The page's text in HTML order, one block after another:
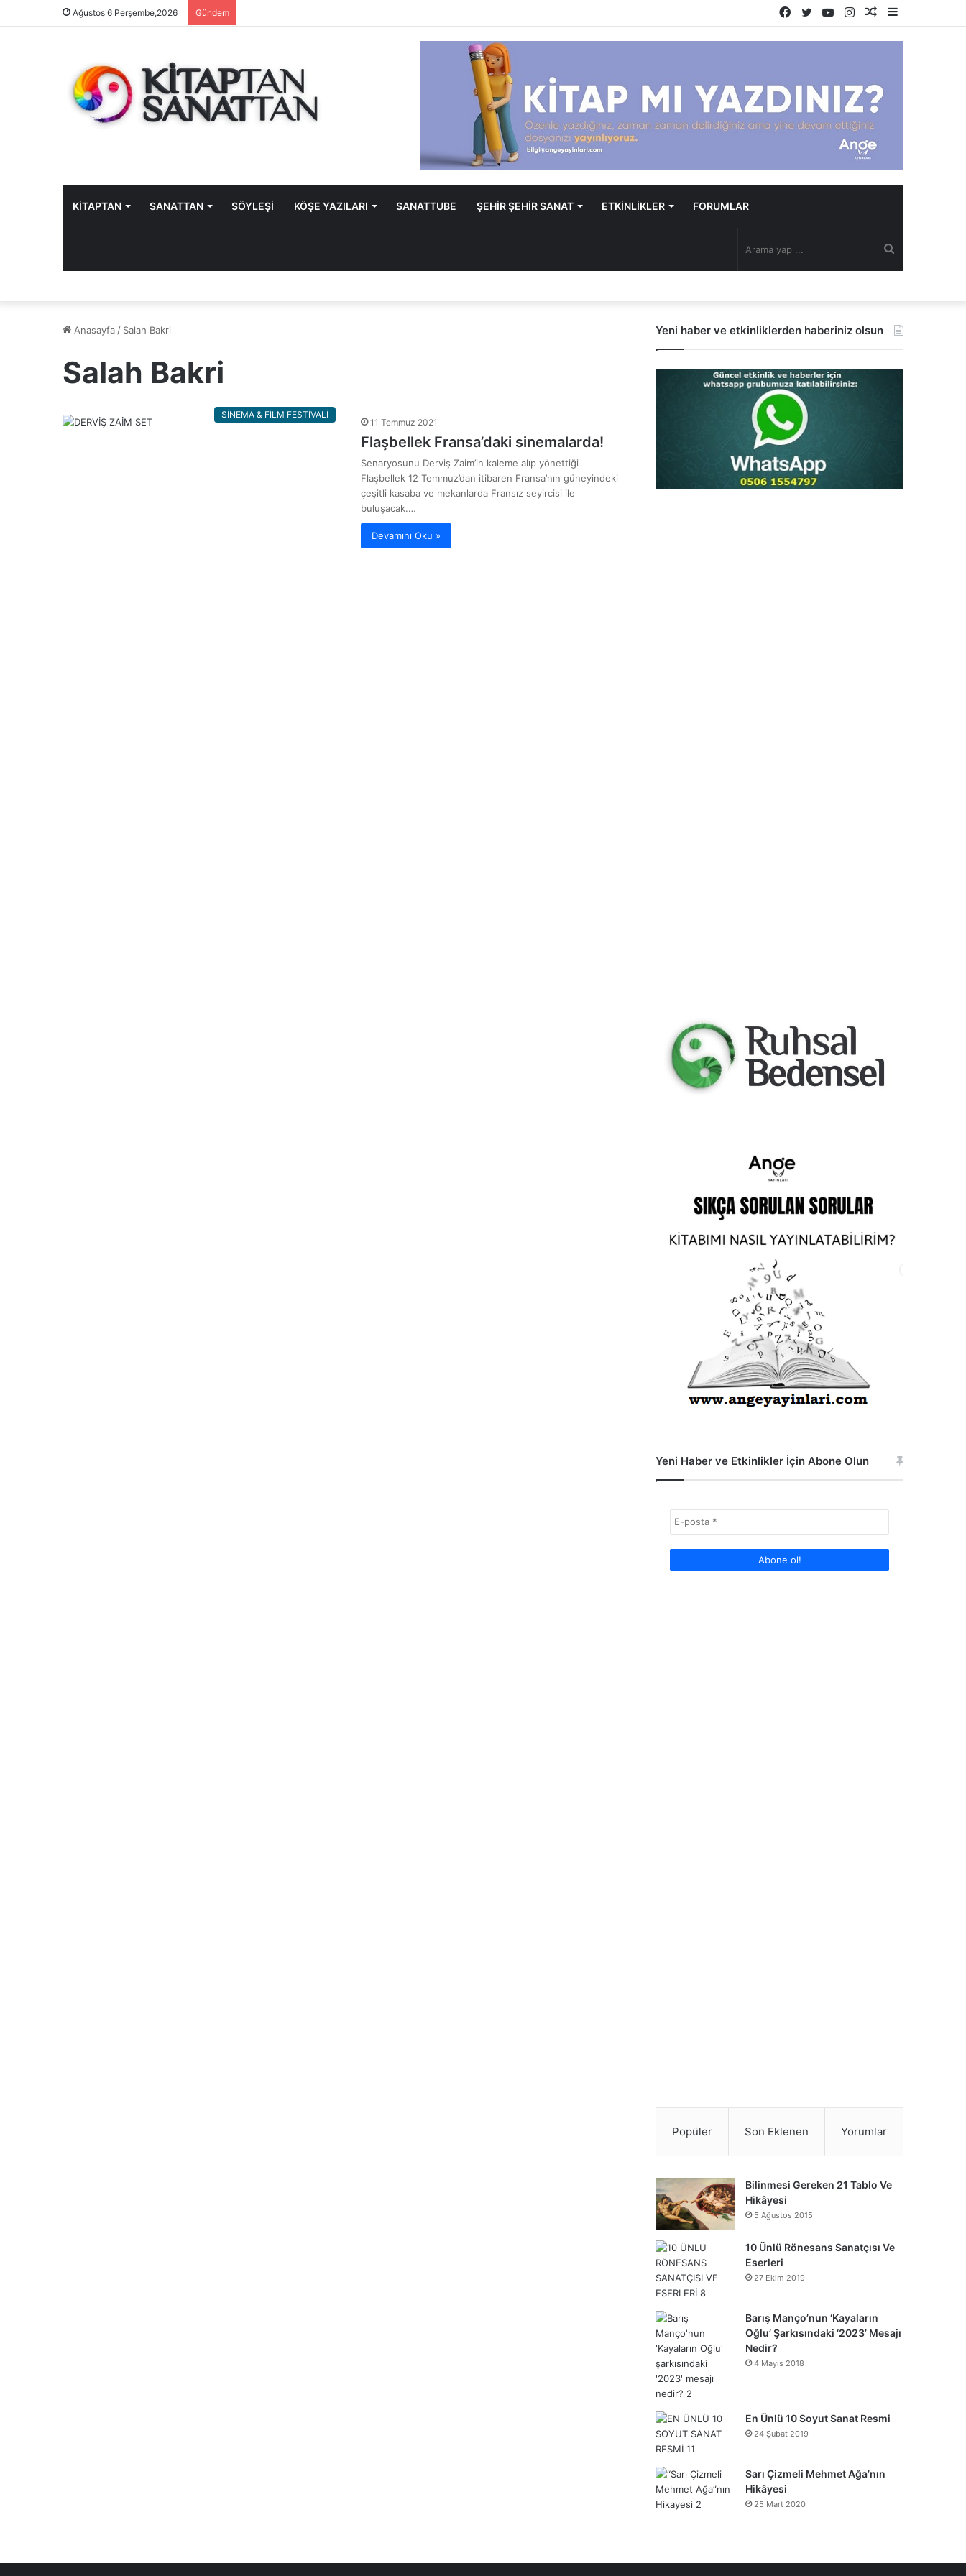
Ağustos 6 Perşembe,2026 Gündem
Kenar
Rastgele
Instagram
YouTube
Twitter
Facebook
KİTAPTAN SANATTAN SÖYLEŞİ KÖŞE YAZILARI SANATTUBE ŞEHİR ŞEHİR SANAT ETKİNLİKLER FORUMLAR
...
Anasayfa / Salah Bakri
Salah Bakri
SİNEMA & FİLM FESTİVALİ
11 Temmuz 2021
Flaşbellek Fransa’daki sinemalarda!
Senaryosunu Derviş Zaim’in kaleme alıp yönettiği
Flaşbellek 12 Temmuz’dan itibaren Fransa’nın güneyindeki
çeşitli kasaba ve mekanlarda Fransız seyircisi ile
buluşacak.…
Devamını Oku »
Yeni haber ve etkinliklerden haberiniz olsun
Yeni Haber ve Etkinlikler İçin Abone Olun
Popüler Son Eklenen Yorumlar
Bilinmesi Gereken 21 Tablo Ve
Hikâyesi
5 Ağustos 2015
10 Ünlü Rönesans Sanatçısı Ve
Eserleri
27 Ekim 2019
Barış Manço’nun ‘Kayaların
Oğlu’ Şarkısındaki ‘2023’ Mesajı
Nedir?
4 Mayıs 2018
En Ünlü 10 Soyut Sanat Resmi
24 Şubat 2019
Sarı Çizmeli Mehmet Ağa’nın
Hikâyesi
25 Mart 2020